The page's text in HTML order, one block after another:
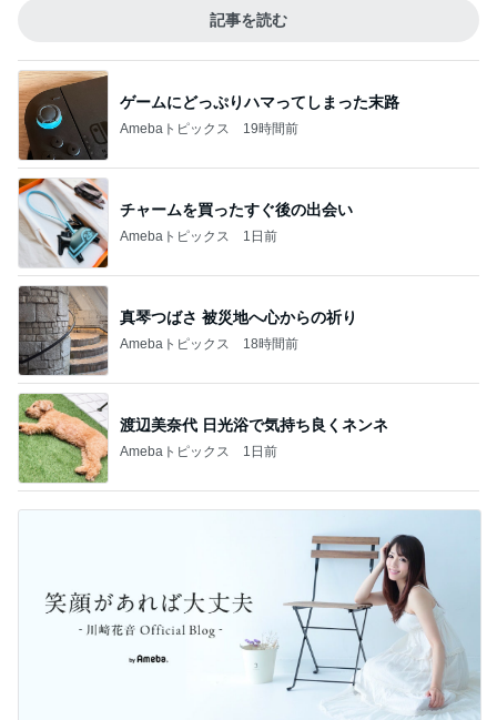
記事を読む
ゲームにどっぷりハマってしまった末路
Amebaトピックス 19時間前
チャームを買ったすぐ後の出会い
Amebaトピックス 1日前
真琴つばさ 被災地へ心からの祈り
Amebaトピックス 18時間前
渡辺美奈代 日光浴で気持ち良くネンネ
Amebaトピックス 1日前